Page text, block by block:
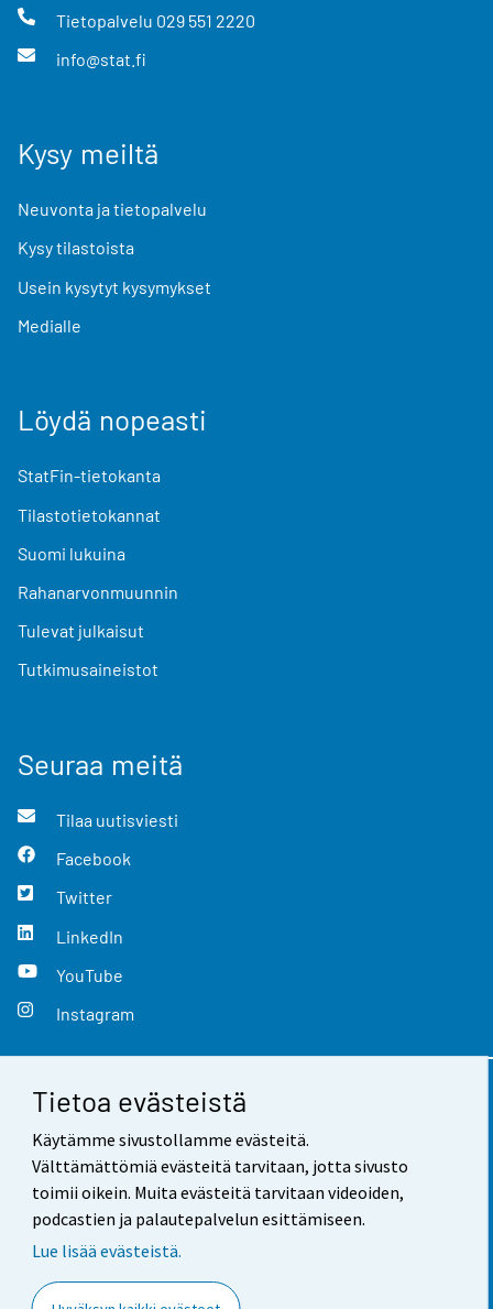
Tietoa evästeistä
Käytämme sivustollamme evästeitä.
Välttämättömiä evästeitä tarvitaan, jotta sivusto
toimii oikein. Muita evästeitä tarvitaan videoiden,
podcastien ja palautepalvelun esittämiseen.
Lue lisää evästeistä.
Tietopalvelu 029 551 2220
info@stat.fi
Kysy meiltä
Neuvonta ja tietopalvelu
Kysy tilastoista
Usein kysytyt kysymykset
Medialle
Löydä nopeasti
StatFin-tietokanta
Tilastotietokannat
Suomi lukuina
Rahanarvonmuunnin
Tulevat julkaisut
Tutkimusaineistot
Seuraa meitä
Tilaa uutisviesti
Facebook
Twitter
LinkedIn
YouTube
Instagram
Yhteystiedot
Palaute
Käyttöehdot
Saavutettavuus